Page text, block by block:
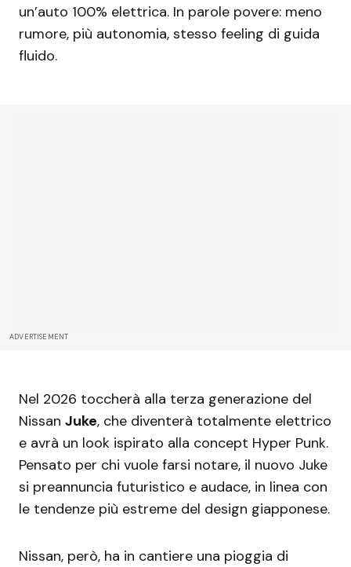
un’auto 100% elettrica. In parole povere: meno
rumore, più autonomia, stesso feeling di guida
fluido.
ADVERTISEMENT
Nel 2026 toccherà alla terza generazione del
Nissan Juke, che diventerà totalmente elettrico
e avrà un look ispirato alla concept Hyper Punk.
Pensato per chi vuole farsi notare, il nuovo Juke
si preannuncia futuristico e audace, in linea con
le tendenze più estreme del design giapponese.
Nissan, però, ha in cantiere una pioggia di